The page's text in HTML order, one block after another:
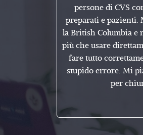
persone di CVS
preparati e pazienti.
la British Columbia e
più che usare
fare tutto
stupido errore. Mi
per